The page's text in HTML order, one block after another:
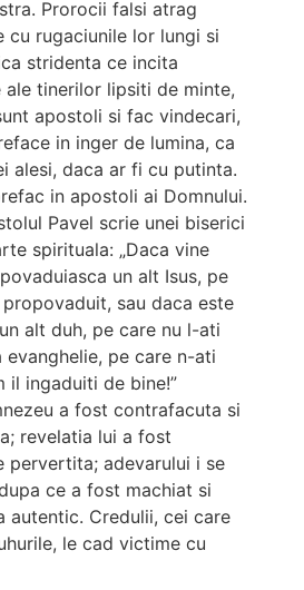
Prorocii falsi atrag
cu rugaciunile lor lungi si
stridenta ce incita
ale tinerilor lipsiti de minte,
apostoli si fac vindecari,
in inger de lumina, ca
alesi, daca ar fi cu putinta.
in apostoli ai Domnului.
Pavel scrie unei biserici
spirituala: „Daca vine
un alt Isus, pe
sau daca este
alt duh, pe care nu l-ati
pe care n-ati
il ingaduiti de bine!”
a fost contrafacuta si
revelatia lui a fost
pervertita; adevarului i se
ce a fost machiat si
autentic. Credulii, cei care
le cad victime cu